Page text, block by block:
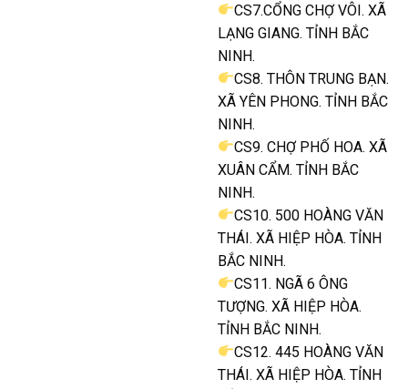
CS7.CỔNG CHỢ VÔI. XÃ
LẠNG GIANG. TỈNH BẮC
NINH.
CS8. THÔN TRUNG BẠN.
XÃ YÊN PHONG. TỈNH BẮC
NINH.
CS9. CHỢ PHỐ HOA. XÃ
XUÂN CẨM. TỈNH BẮC
NINH.
CS10. 500 HOÀNG VĂN
THÁI. XÃ HIỆP HÒA. TỈNH
BẮC NINH.
CS11. NGÃ 6 ÔNG
TƯỢNG. XÃ HIỆP HÒA.
TỈNH BẮC NINH.
CS12. 445 HOÀNG VĂN
THÁI. XÃ HIỆP HÒA. TỈNH